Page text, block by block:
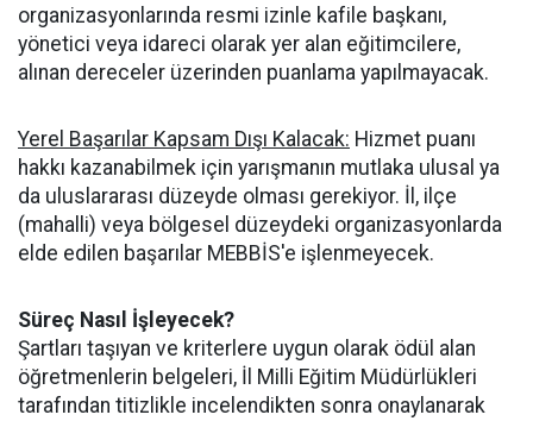
organizasyonlarında resmi izinle kafile başkanı,
yönetici veya idareci olarak yer alan eğitimcilere,
alınan dereceler üzerinden puanlama yapılmayacak.
Yerel Başarılar Kapsam Dışı Kalacak: Hizmet puanı
hakkı kazanabilmek için yarışmanın mutlaka ulusal ya
da uluslararası düzeyde olması gerekiyor. İl, ilçe
(mahalli) veya bölgesel düzeydeki organizasyonlarda
elde edilen başarılar MEBBİS'e işlenmeyecek.
Süreç Nasıl İşleyecek?
Şartları taşıyan ve kriterlere uygun olarak ödül alan
öğretmenlerin belgeleri, İl Milli Eğitim Müdürlükleri
tarafından titizlikle incelendikten sonra onaylanarak